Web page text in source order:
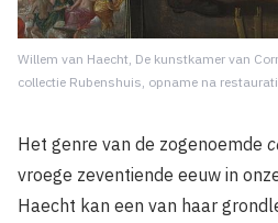
Willem van Haecht, De kunstkamer van
collectie Rubenshuis, opname na
Het genre van de zogenoemde
vroege zeventiende eeuw in
Haecht kan een van haar